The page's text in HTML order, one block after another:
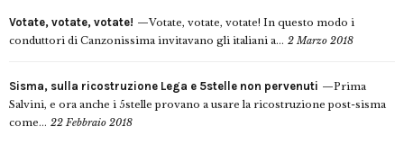
Votate, votate, votate!
Votate, votate, votate! In questo modo i
conduttori di Canzonissima invitavano gli italiani a... 2 Marzo 2018
Sisma, sulla ricostruzione Lega e 5stelle non pervenuti
Prima
Salvini, e ora anche i 5stelle provano a usare la ricostruzione post-sisma
come... 22 Febbraio 2018